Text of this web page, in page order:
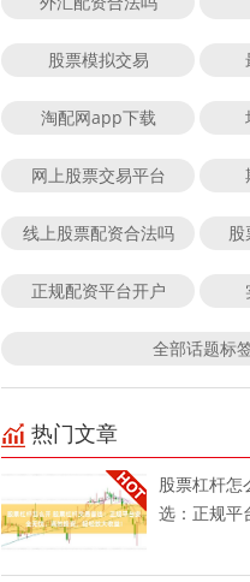
股票模拟交易
淘配网app下载
网上股票交易平台
线上股票配资合法吗
正规配资平台开户
全部话题标
热门文章
股票杠杆怎
选：正规平